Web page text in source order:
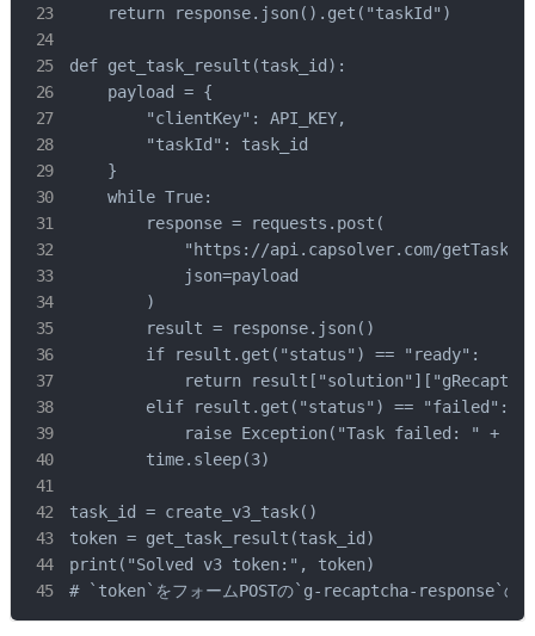
    return response.json().get("taskId")
def get_task_result(task_id):
    payload = {
        "clientKey": API_KEY,
        "taskId": task_id
    }
    while True:
        response = requests.post(
"https://api.capsolver.com/
            json=payload
        )
        result = response.json()
        if result.get("status") == "ready":
return
        elif result.get("status") == "failed":
raise Exception("Task failed: " +
        time.sleep(3)
task_id = create_v3_task()
token = get_task_result(task_id)
print("Solved v3 token:", token)
# `token`をフォームPOSTの`g-recaptcha-response`の値